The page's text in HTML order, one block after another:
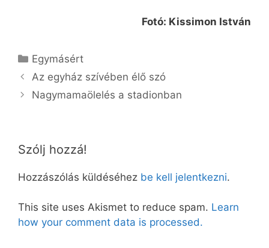
Fotó: Kissimon István
Kategória
Egymásért
Az egyház szívében élő szó
Nagymamaölelés a stadionban
Szólj hozzá!
Hozzászólás küldéséhez be kell jelentkezni.
This site uses Akismet to reduce spam. Learn
how your comment data is processed.